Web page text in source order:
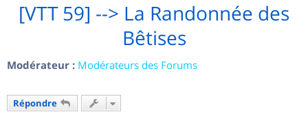
[VTT 59] --> La Randonnée des
Bêtises
Modérateur : Modérateurs des Forums
Répondre